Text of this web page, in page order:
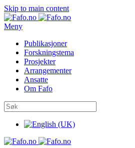
Skip to main content
Meny
Publikasjoner
Forskningstema
Prosjekter
Arrangementer
Ansatte
Om Fafo